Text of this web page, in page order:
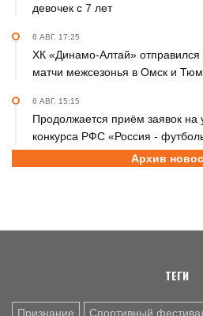
девочек с 7 лет
6 АВГ. 17:25
ХК «Динамо-Алтай»
матчи межсезонья в Омск и
6 АВГ. 15:15
Продолжается приём заявок на
конкурса РФС «Россия -
6 АВГ. 12:55
Архив
ТЕГИ
Признание Спортивный